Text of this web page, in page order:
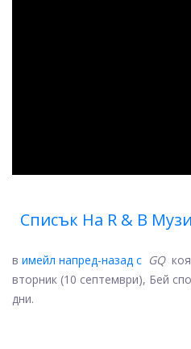
Списък На R & B
в имейл напред-назад с GQ
вторник (10 септември), Бей
дни.